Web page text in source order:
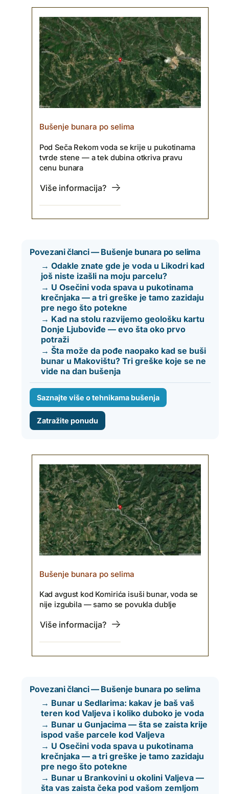
Bušenje bunara po selima
Pod Seča Rekom voda se krije u pukotinama
tvrde stene — a tek dubina otkriva pravu
cenu bunara
Više informacija?
Povezani članci — Bušenje bunara po selima
→ Odakle znate gde je voda u Likodri kad
još niste izašli na moju parcelu?
→ U Osečini voda spava u pukotinama
krečnjaka — a tri greške je tamo zazidaju
pre nego što potekne
→ Kad na stolu razvijemo geološku kartu
Donje Ljuboviđe — evo šta oko prvo
potraži
→ Šta može da pođe naopako kad se buši
bunar u Makovištu? Tri greške koje se ne
vide na dan bušenja
Saznajte više o tehnikama bušenja
Zatražite ponudu
Bušenje bunara po selima
Kad avgust kod Komirića isuši bunar, voda se
nije izgubila — samo se povukla dublje
Više informacija?
Povezani članci — Bušenje bunara po selima
→ Bunar u Sedlarima: kakav je baš vaš
teren kod Valjeva i koliko duboko je voda
→ Bunar u Gunjacima — šta se zaista krije
ispod vaše parcele kod Valjeva
→ U Osečini voda spava u pukotinama
krečnjaka — a tri greške je tamo zazidaju
pre nego što potekne
→ Bunar u Brankovini u okolini Valjeva —
šta vas zaista čeka pod vašom zemljom